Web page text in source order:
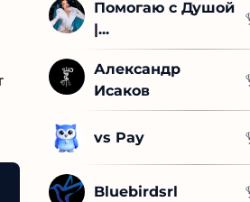
Помогаю с Душой
|...
Александр
Исаков
vs Pay
Bluebirdsrl